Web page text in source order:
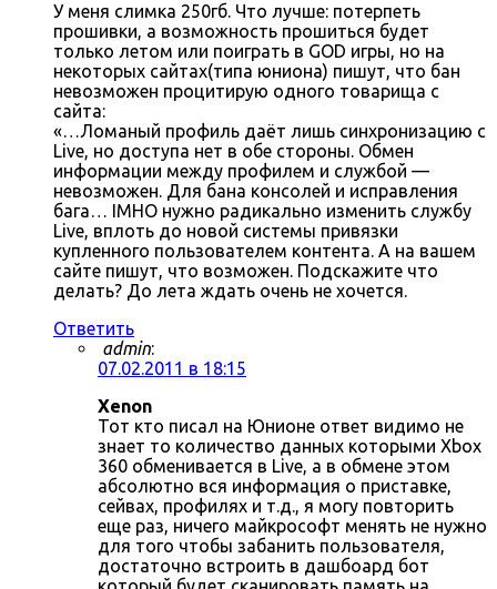
У меня слимка 250гб. Что лучше: потерпеть
прошивки, а возможность прошиться будет
только летом или поиграть в GOD игры, но на
некоторых сайтах(типа юниона) пишут, что бан
невозможен процитирую одного товарища с
сайта:
«…Ломаный профиль даёт лишь синхронизацию с
Live, но доступа нет в обе стороны. Обмен
информации между профилем и службой —
невозможен. Для бана консолей и исправления
бага… IMHO нужно радикально изменить службу
Live, вплоть до новой системы привязки
купленного пользователем контента. А на вашем
сайте пишут, что возможен. Подскажите что
делать? До лета ждать очень не хочется.
Ответить
admin:
07.02.2011 в 18:15
Xenon
Тот кто писал на Юнионе ответ видимо не
знает то количество данных которыми Xbox
360 обменивается в Live, а в обмене этом
абсолютно вся информация о приставке,
сейвах, профилях и т.д., я могу повторить
еще раз, ничего майкрософт менять не нужно
для того чтобы забанить пользователя,
достаточно встроить в дашбоард бот